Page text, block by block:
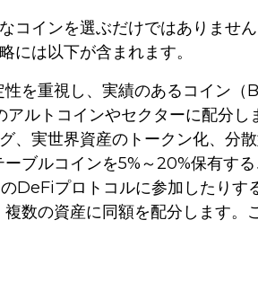
コインを選ぶだけではありませ
には以下が含まれます。
性を重視し、実績のあるコイン
ルトコインやセクターに配分し
、実世界資産のトークン化、分
ーブルコインを5%～20%保有す
DeFiプロトコルに参加したりす
数の資産に同額を配分します